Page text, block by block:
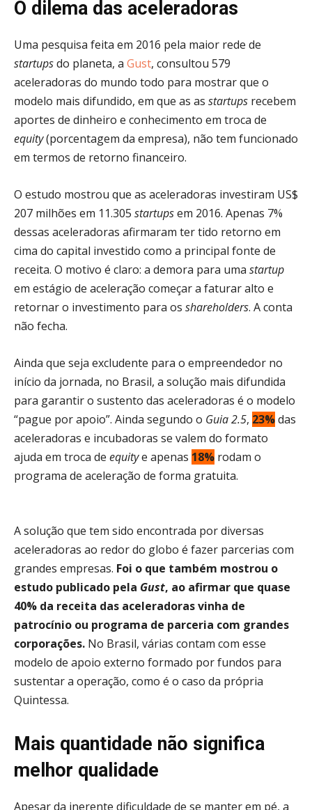
O dilema das aceleradoras
Uma pesquisa feita em 2016 pela maior rede de
startupsdo planeta, a Gust, consultou 579
aceleradoras do mundo todo para mostrar que o
modelo mais difundido, em que as as startups recebem
aportes de dinheiro e conhecimento em troca de
equity(porcentagem da empresa), não tem funcionado
em termos de retorno financeiro.
O estudo mostrou que as aceleradoras investiram US$
207 milhões em 11.305 startupsem 2016. Apenas 7%
dessas aceleradoras afirmaram ter tido retorno em
cima do capital investido como a principal fonte de
receita. O motivo é claro: a demora para uma startup
em estágio de aceleração começar a faturar alto e
retornar o investimento para os shareholders. A conta
não fecha.
Ainda que seja excludente para o empreendedor no
início da jornada, no Brasil, a solução mais difundida
para garantir o sustento das aceleradoras é o modelo
“pague por apoio”. Ainda segundo o Guia 2.5, 23%das
aceleradoras e incubadoras se valem do formato
ajuda em troca de equitye apenas 18% rodam o
programa de aceleração de forma gratuita.
A solução que tem sido encontrada por diversas
aceleradoras ao redor do globo é fazer parcerias com
grandes empresas. Foi o que também mostrou o
estudo publicado pela Gust, ao afirmar que quase
40% da receita das aceleradoras vinha de
patrocínio ou programa de parceria com grandes
corporações. No Brasil, várias contam com esse
modelo de apoio externo formado por fundos para
sustentar a operação, como é o caso da própria
Quintessa.
Mais quantidade não significa
melhor qualidade
Apesar da inerente dificuldade de se manter em pé, a